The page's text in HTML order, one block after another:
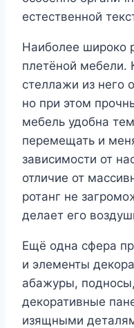
естественной
Наиболее широко
плетёной мебели.
стеллажи из него
но при этом
мебель удобна
перемещать и
зависимости от
отличие от
ротанг не
делает его
Ещё одна сфера
и элементы
абажуры,
декоративные
изящными